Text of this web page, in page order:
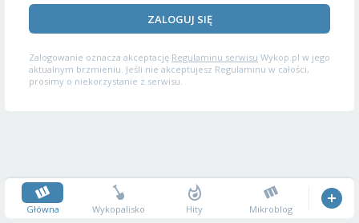
ZALOGUJ SIĘ
Zalogowanie oznacza akceptację Regulaminu serwisu Wykop.pl w jego
aktualnym brzmieniu. Jeśli nie akceptujesz Regulaminu w całości,
prosimy o niekorzystanie z serwisu.
Główna Wykopalisko Hity Mikroblog